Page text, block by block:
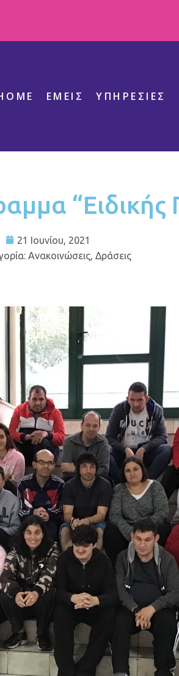
ΕΜΕΊΣ ΥΠΗΡΕΣΊΕΣ
“Ειδικής
21 Ιουνίου, 2021
Ανακοινώσεις, Δράσεις